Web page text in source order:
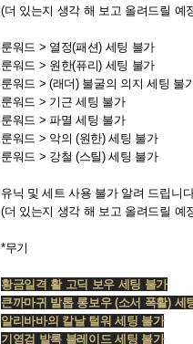
(더 있는지 생각 해 보고 올려드릴 예
룬워드 > 열정(패션) 세팅 불가
룬워드 > 원한(퓨리) 세팅 불가
룬워드 > (래더) 불굴의 의지 세팅 불
룬워드 > 기근 세팅 불가
룬워드 > 파멸 세팅 불가
룬워드 > 악의 (원한) 세팅 불가
룬워드 > 강철 (스틸) 세팅 불가
유닉 및 세트 사용 불가 알려 드립니
(더 있는지 생각 해 보고 올려드릴 예
*무기
황금일격 활 고딕 보우 세팅 불가
큰까마귀 발톱 롱보우 (소서 폭활) 세
알리바바의 칼날 털워 세팅 불가
기염검 발록 블레이드 세팅 불가